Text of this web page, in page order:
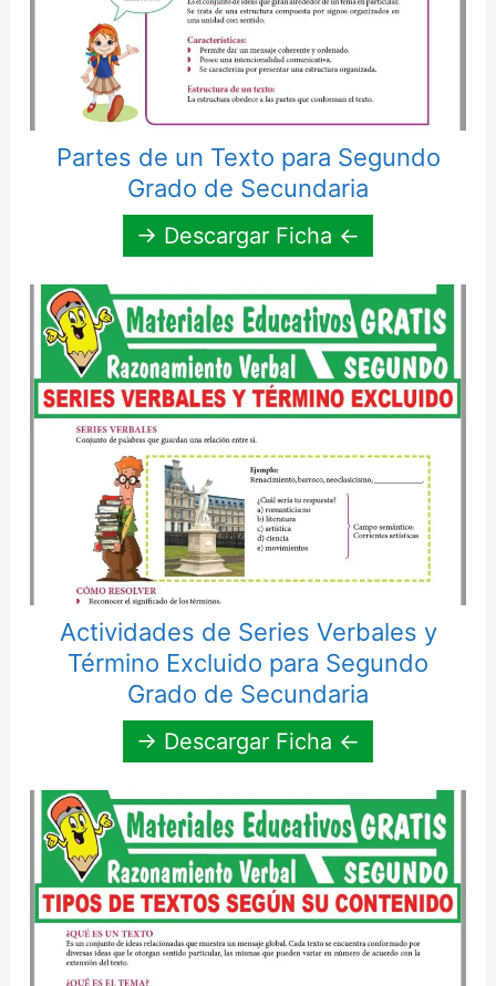
Partes de un Texto para Segundo
Grado de Secundaria
→ Descargar Ficha ←
Actividades de Series Verbales y
Término Excluido para Segundo
Grado de Secundaria
→ Descargar Ficha ←